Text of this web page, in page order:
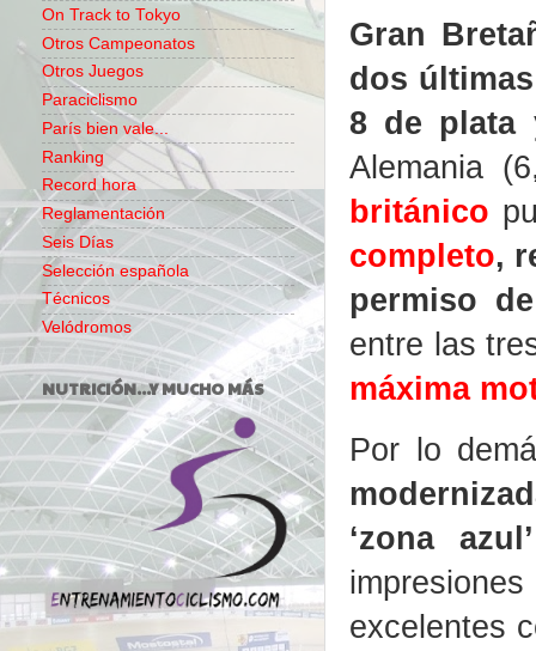
Gran
dos
8 de plata
Alemania
británico
completo,
permiso
entre las
máxima
Por lo
‘zona
excelentes
On Track to Tokyo
Otros Campeonatos
Otros Juegos
Paraciclismo
París bien vale...
Ranking
Record hora
Reglamentación
Seis Días
Selección española
Técnicos
Velódromos
NUTRICIÓN...Y MUCHO MÁS